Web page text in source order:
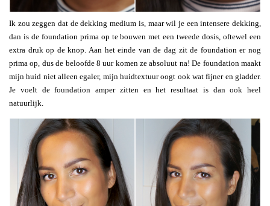
Ik zou zeggen dat de dekking medium is, maar wil je een intensere dekking,
dan is de foundation prima op te bouwen met een tweede dosis, oftewel een
extra druk op de knop. Aan het einde van de dag zit de foundation er nog
prima op, dus de beloofde 8 uur komen ze absoluut na! De foundation maakt
mijn huid niet alleen egaler, mijn huidtextuur oogt ook wat fijner en gladder.
Je voelt de foundation amper zitten en het resultaat is dan ook heel
natuurlijk.